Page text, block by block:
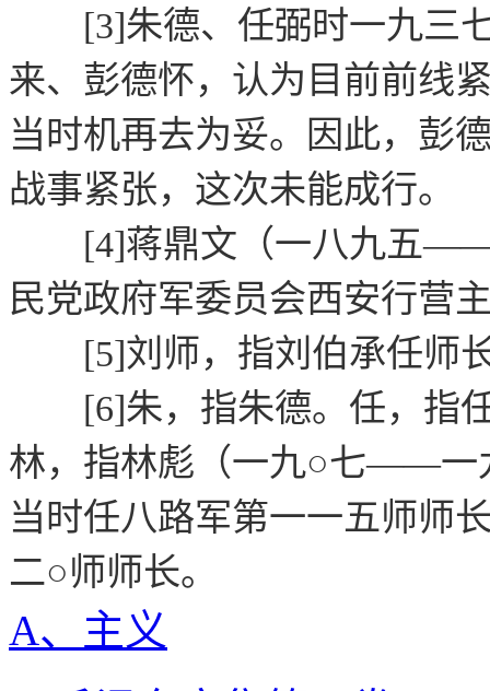
[3]朱德、任弼时一九三七
来、彭德怀，认为目前前线
当时机再去为妥。因此，彭
战事紧张，这次未能成行。
[4]蒋鼎文（一八九五——
民党政府军委员会西安行营
[5]刘师，指刘伯承任师
[6]朱，指朱德。任，指任
林，指林彪（一九○七——一
当时任八路军第一一五师师
二○师师长。
A、主义